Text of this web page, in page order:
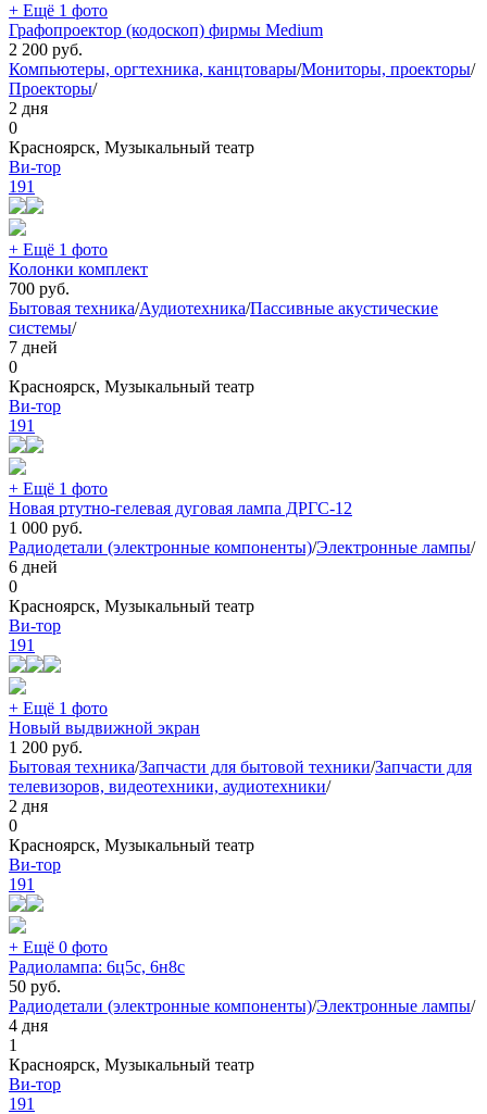
+ Ещё 1 фото
Графопроектор (кодоскоп) фирмы Medium
2 200 руб.
Компьютеры, оргтехника, канцтовары/Мониторы, проекторы/
Проекторы/
2 дня
0
Красноярск, Музыкальный театр
Ви-тор
191
+ Ещё 1 фото
Колонки комплект
700 руб.
Бытовая техника/Аудиотехника/Пассивные акустические
системы/
7 дней
0
Красноярск, Музыкальный театр
Ви-тор
191
+ Ещё 1 фото
Новая ртутно-гелевая дуговая лампа ДРГС-12
1 000 руб.
Радиодетали (электронные компоненты)/Электронные лампы/
6 дней
0
Красноярск, Музыкальный театр
Ви-тор
191
+ Ещё 1 фото
Новый выдвижной экран
1 200 руб.
Бытовая техника/Запчасти для бытовой техники/Запчасти для
телевизоров, видеотехники, аудиотехники/
2 дня
0
Красноярск, Музыкальный театр
Ви-тор
191
+ Ещё 0 фото
Радиолампа: 6ц5с, 6н8с
50 руб.
Радиодетали (электронные компоненты)/Электронные лампы/
4 дня
1
Красноярск, Музыкальный театр
Ви-тор
191